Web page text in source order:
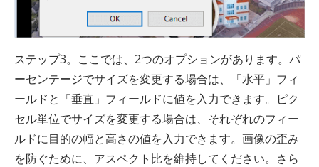
ステップ3。ここでは、2つのオプションがあります。パ
ーセンテージでサイズを変更する場合は、「水平」フィ
ールドと「垂直」フィールドに値を入力できます。ピク
セル単位でサイズを変更する場合は、それぞれのフィー
ルドに目的の幅と高さの値を入力できます。画像の歪み
を防ぐために、アスペクト比を維持してください。さら